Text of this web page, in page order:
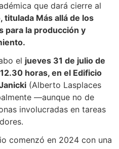
que dará cierre al
titulada Más allá de los
para la producción y
el jueves 31 de julio de
horas, en el Edificio
(Alberto Lasplaces
—aunque no de
involucradas en tareas
comenzó en 2024 con una